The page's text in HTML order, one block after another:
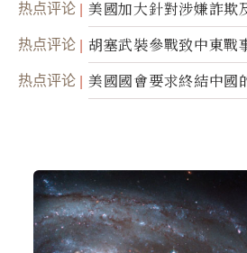
热点评论
美國加大針對涉嫌詐欺
民權力度
热点评论
胡塞武裝參戰致中東戰
面入侵的可能性
热点评论 美國國會要求終結中